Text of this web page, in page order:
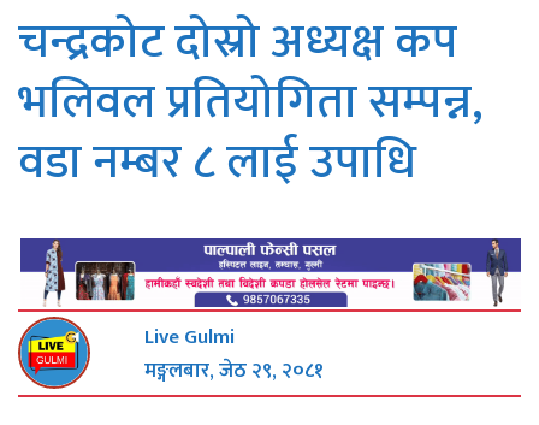
चन्द्रकोट दोस्रो अध्यक्ष कप
भलिवल प्रतियोगिता सम्पन्न,
वडा नम्बर ८ लाई उपाधि
Live Gulmi
मङ्गलबार, जेठ २९, २०८१